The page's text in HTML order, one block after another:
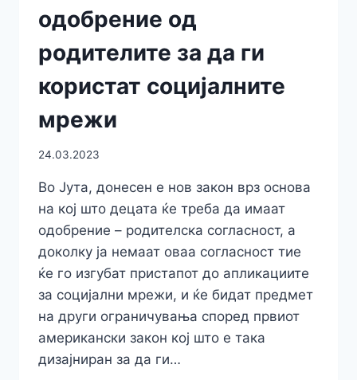
одобрение од
родителите за да ги
користат социјалните
мрежи
24.03.2023
Во Јута, донесен е нов закон врз основа
на кој што децата ќе треба да имаат
одобрение – родителска согласност, а
доколку ја немаат оваа согласност тие
ќе го изгубат пристапот до апликациите
за социјални мрежи, и ќе бидат предмет
на други ограничувања според првиот
американски закон кој што е така
дизајниран за да ги…